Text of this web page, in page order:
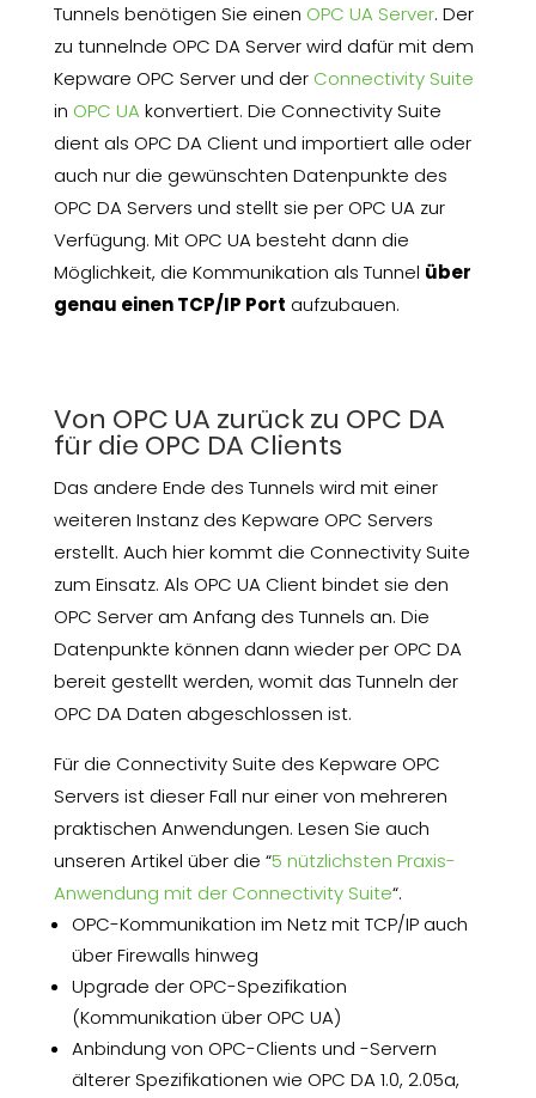
Tunnels benötigen Sie einen OPC UA Server. Der
zu tunnelnde OPC DA Server wird dafür mit dem
Kepware OPC Server und der Connectivity Suite
in OPC UA konvertiert. Die Connectivity Suite
dient als OPC DA Client und importiert alle oder
auch nur die gewünschten Datenpunkte des
OPC DA Servers und stellt sie per OPC UA zur
Verfügung. Mit OPC UA besteht dann die
Möglichkeit, die Kommunikation als Tunnel über
genau einen TCP/IP Port aufzubauen.
Von OPC UA zurück zu OPC DA
für die OPC DA Clients
Das andere Ende des Tunnels wird mit einer
weiteren Instanz des Kepware OPC Servers
erstellt. Auch hier kommt die Connectivity Suite
zum Einsatz. Als OPC UA Client bindet sie den
OPC Server am Anfang des Tunnels an. Die
Datenpunkte können dann wieder per OPC DA
bereit gestellt werden, womit das Tunneln der
OPC DA Daten abgeschlossen ist.
Für die Connectivity Suite des Kepware OPC
Servers ist dieser Fall nur einer von mehreren
praktischen Anwendungen. Lesen Sie auch
unseren Artikel über die “5 nützlichsten Praxis-
Anwendung mit der Connectivity Suite“.
OPC-Kommunikation im Netz mit TCP/IP auch
über Firewalls hinweg
Upgrade der OPC-Spezifikation
(Kommunikation über OPC UA)
Anbindung von OPC-Clients und -Servern
älterer Spezifikationen wie OPC DA 1.0, 2.05a,